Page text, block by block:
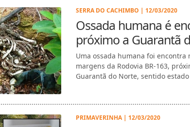
SERRA DO CACHIMBO | 12/03/2020
Ossada humana é
próximo a Guarantã
Uma ossada humana foi
margens da Rodovia BR-163,
Guarantã do Norte, sentido
PRIMAVERINHA | 12/03/2020